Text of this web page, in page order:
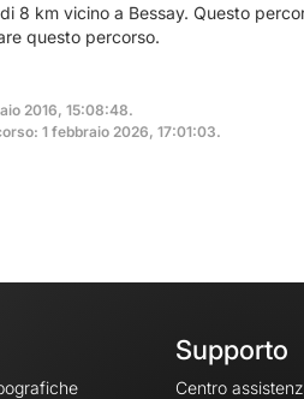
8 km vicino a Bessay. Questo
questo percorso.
2016, 15:08:48.
1 febbraio 2026, 17:01:03.
Supporto
Centro